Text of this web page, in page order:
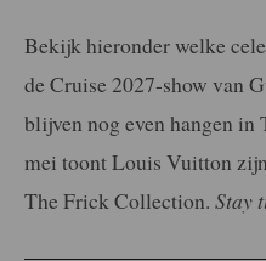
Bekijk hieronder welke
de Cruise 2027-show van
blijven nog even hangen
mei toont Louis Vuitton
The Frick Collection. Stay